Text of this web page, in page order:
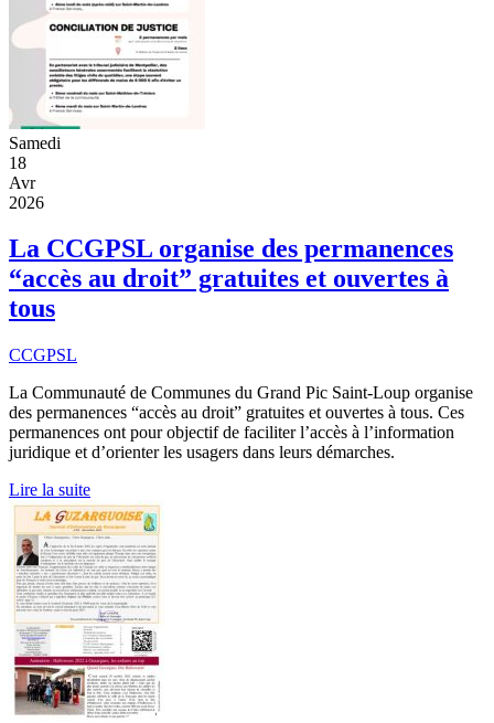
Samedi
18
Avr
2026
La CCGPSL organise des permanences
“accès au droit” gratuites et ouvertes à
tous
CCGPSL
La Communauté de Communes du Grand Pic Saint-Loup organise
des permanences “accès au droit” gratuites et ouvertes à tous. Ces
permanences ont pour objectif de faciliter l’accès à l’information
juridique et d’orienter les usagers dans leurs démarches.
Lire la suite